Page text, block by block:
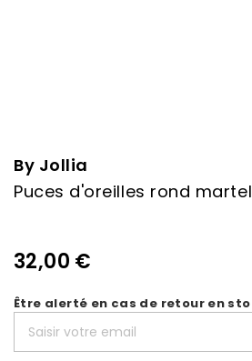
By Jollia
Puces d'oreilles rond
32,00 €
Être alerté en cas de retour en
the
beginning
of